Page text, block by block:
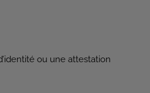
ou une attestation